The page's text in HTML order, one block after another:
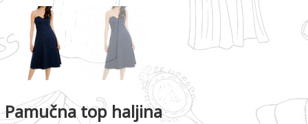
Pamučna top haljina